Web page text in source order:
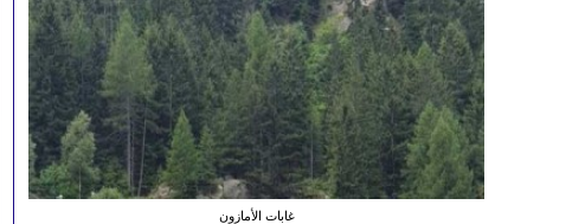
غابات الأمازون